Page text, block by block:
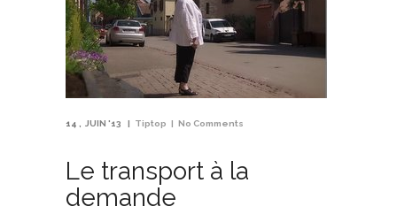
14 JUIN '13 Tiptop No Comments
Le transport à la
demande